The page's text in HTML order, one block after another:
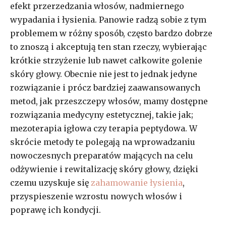
efekt przerzedzania włosów, nadmiernego
wypadania i łysienia. Panowie radzą sobie z tym
problemem w różny sposób, często bardzo dobrze
to znoszą i akceptują ten stan rzeczy, wybierając
krótkie strzyżenie lub nawet całkowite golenie
skóry głowy. Obecnie nie jest to jednak jedyne
rozwiązanie i prócz bardziej zaawansowanych
metod, jak przeszczepy włosów, mamy dostępne
rozwiązania medycyny estetycznej, takie jak;
mezoterapia igłowa czy terapia peptydowa. W
skrócie metody te polegają na wprowadzaniu
nowoczesnych preparatów mających na celu
odżywienie i rewitalizację skóry głowy, dzięki
czemu uzyskuje się zahamowanie łysienia,
przyspieszenie wzrostu nowych włosów i
poprawę ich kondycji.